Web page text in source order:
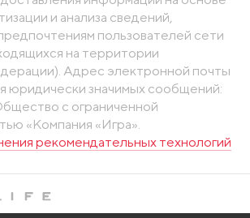
и анализа сведений,
пользователей сети
на территории
Адрес электронной почты
юридически значимых сообщений:
с ограниченной
«Компания «Игра».
рекомендательных технологий